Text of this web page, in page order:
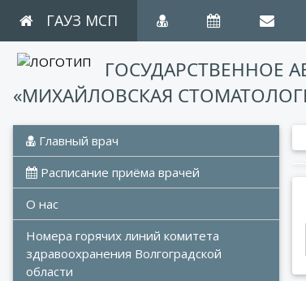
ГАУЗ МСП
ГОСУДАРСТВЕННОЕ
«МИХАЙЛОВСКАЯ
Главный врач
Расписание приёма врачей
О нас
Номера горячих линий комитета
здравоохранения Волгоградской
области